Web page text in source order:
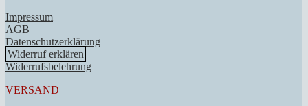
Impressum
AGB
Datenschutzerklärung
Widerruf erklären
Widerrufsbelehrung
VERSAND